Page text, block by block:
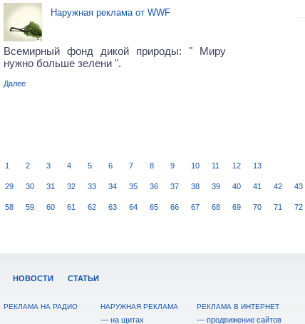
Наружная реклама от WWF
Всемирный фонд дикой природы: " Миру
нужно больше зелени ".
Далее
1 2 3 4 5 6 7 8 9 10 11 12 13
29 30 31 32 33 34 35 36 37 38 39 40 41 42 43
58 59 60 61 62 63 64 65 66 67 68 69 70 71 72
НОВОСТИ СТАТЬИ
РЕКЛАМА НА РАДИО НАРУЖНАЯ РЕКЛАМА
— на щитах
РЕКЛАМА В ИНТЕРНЕТ
— продвижение сайтов